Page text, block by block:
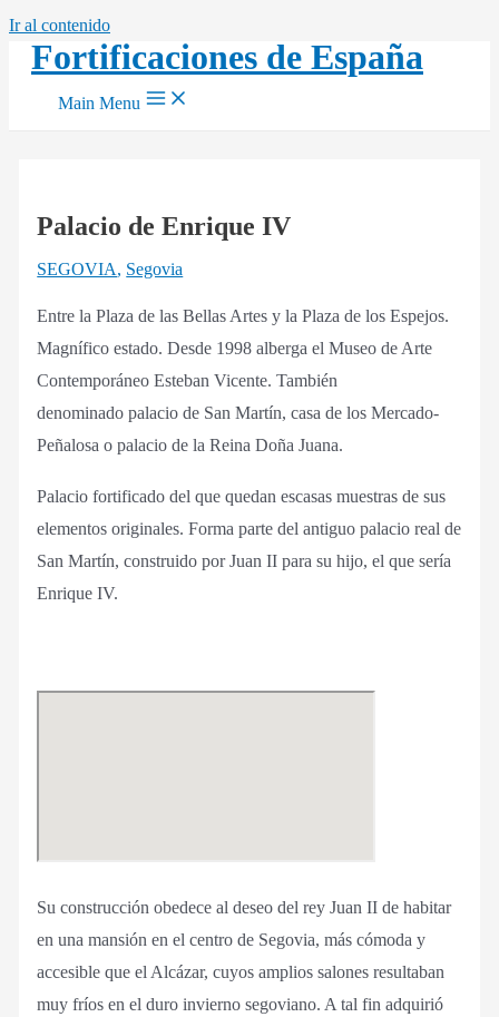
Ir al contenido
Fortificaciones de España
Main Menu
Palacio de Enrique IV
SEGOVIA, Segovia
Entre la Plaza de las Bellas Artes y la Plaza de los Espejos.
Magnífico estado. Desde 1998 alberga el Museo de Arte
Contemporáneo Esteban Vicente. También
denominado palacio de San Martín, casa de los Mercado-
Peñalosa o palacio de la Reina Doña Juana.
Palacio fortificado del que quedan escasas muestras de sus
elementos originales. Forma parte del antiguo palacio real de
San Martín, construido por Juan II para su hijo, el que sería
Enrique IV.
Su construcción obedece al deseo del rey Juan II de habitar
en una mansión en el centro de Segovia, más cómoda y
accesible que el Alcázar, cuyos amplios salones resultaban
muy fríos en el duro invierno segoviano. A tal fin adquirió